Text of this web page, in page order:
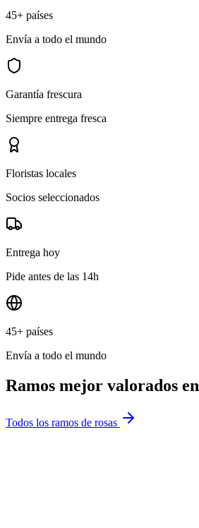
45+ países
Envía a todo el mundo
Garantía frescura
Siempre entrega fresca
Floristas locales
Socios seleccionados
Entrega hoy
Pide antes de las 14h
45+ países
Envía a todo el mundo
Ramos mejor valorados en
Todos los ramos de rosas